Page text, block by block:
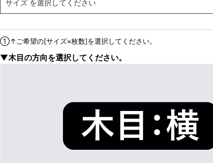
サイズ を選択してください
①↑ご希望の[サイズ×枚数]を選択してください。
▼木目の方向を選択してください。